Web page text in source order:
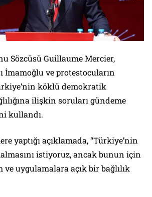
Sözcüsü Guillaume Mercier,
İmamoğlu ve protestocuların
köklü demokratik
ilişkin soruları gündeme
kullandı.
yaptığı açıklamada, “Türkiye’nin
istiyoruz, ancak bunun için
uygulamalara açık bir bağlılık